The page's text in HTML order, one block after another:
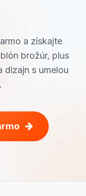
a získajte
brožúr, plus
dizajn s umelou